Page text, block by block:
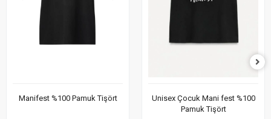
Manifest %100 Pamuk Tişört
Unisex Çocuk Mani fest %100
Pamuk Tişört